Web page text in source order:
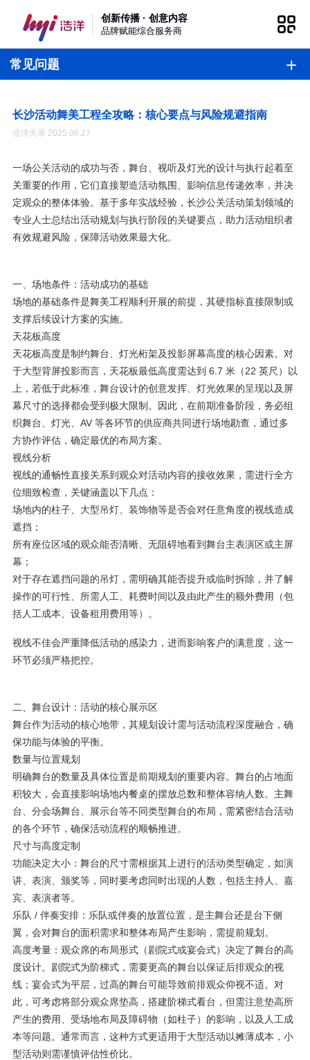
创新传播 · 创意内容
品牌赋能综合服务商
常见问题
长沙活动舞美工程全攻略：核心要点与风险规避指南
浩洋天承 2025.06.27
一场公关活动的成功与否，舞台、视听及灯光的设计与执行起着至
关重要的作用，它们直接塑造活动氛围、影响信息传递效率，并决
定观众的整体体验。基于多年实战经验，长沙公关活动策划领域的
专业人士总结出活动规划与执行阶段的关键要点，助力活动组织者
有效规避风险，保障活动效果最大化。
一、场地条件：活动成功的基础
场地的基础条件是舞美工程顺利开展的前提，其硬指标直接限制或
支撑后续设计方案的实施。
天花板高度
天花板高度是制约舞台、灯光桁架及投影屏幕高度的核心因素。对
于大型背屏投影而言，天花板最低高度需达到 6.7 米（22 英尺）以
上，若低于此标准，舞台设计的创意发挥、灯光效果的呈现以及屏
幕尺寸的选择都会受到极大限制。因此，在前期准备阶段，务必组
织舞台、灯光、AV 等各环节的供应商共同进行场地勘查，通过多
方协作评估，确定最优的布局方案。
视线分析
视线的通畅性直接关系到观众对活动内容的接收效果，需进行全方
位细致检查，关键涵盖以下几点：
场地内的柱子、大型吊灯、装饰物等是否会对任意角度的视线造成
遮挡；
所有座位区域的观众能否清晰、无阻碍地看到舞台主表演区或主屏
幕；
对于存在遮挡问题的吊灯，需明确其能否提升或临时拆除，并了解
操作的可行性、所需人工、耗费时间以及由此产生的额外费用（包
括人工成本、设备租用费用等）。
视线不佳会严重降低活动的感染力，进而影响客户的满意度，这一
环节必须严格把控。
二、舞台设计：活动的核心展示区
舞台作为活动的核心地带，其规划设计需与活动流程深度融合，确
保功能与体验的平衡。
数量与位置规划
明确舞台的数量及具体位置是前期规划的重要内容。舞台的占地面
积较大，会直接影响场地内餐桌的摆放总数和整体容纳人数。主舞
台、分会场舞台、展示台等不同类型舞台的布局，需紧密结合活动
的各个环节，确保活动流程的顺畅推进。
尺寸与高度定制
功能决定大小：舞台的尺寸需根据其上进行的活动类型确定，如演
讲、表演、颁奖等，同时要考虑同时出现的人数，包括主持人、嘉
宾、表演者等。
乐队 / 伴奏安排：乐队或伴奏的放置位置，是主舞台还是台下侧
翼，会对舞台的面积需求和整体布局产生影响，需提前规划。
高度考量：观众席的布局形式（剧院式或宴会式）决定了舞台的高
度设计。剧院式为阶梯式，需要更高的舞台以保证后排观众的视
线；宴会式为平层，过高的舞台可能导致前排观众仰视不适。对
此，可考虑将部分观众席垫高，搭建阶梯式看台，但需注意垫高所
产生的费用、受场地布局及障碍物（如柱子）的影响，以及人工成
本等问题。通常而言，这种方式更适用于大型活动以摊薄成本，小
型活动则需谨慎评估性价比。